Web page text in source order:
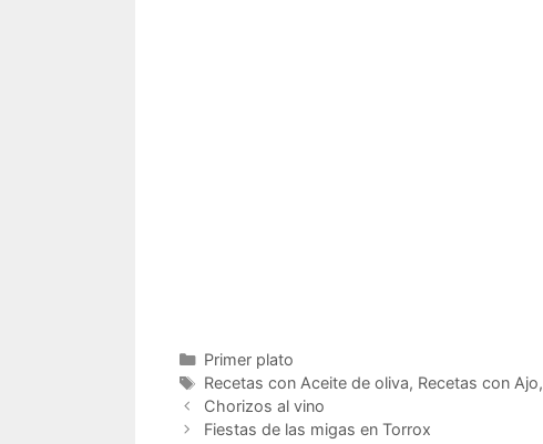
Categorías
Primer plato
Etiquetas
Recetas con Aceite de oliva, Recetas con Ajo,
Chorizos al vino
Fiestas de las migas en Torrox